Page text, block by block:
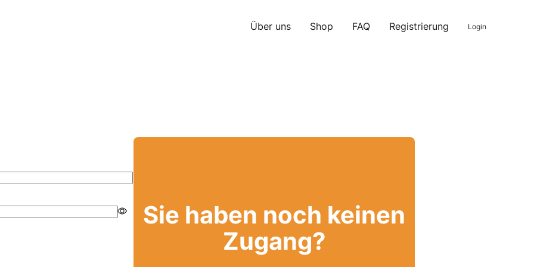
Über uns Shop FAQ Registrierung Login
Sie haben noch keinen
Zugang?